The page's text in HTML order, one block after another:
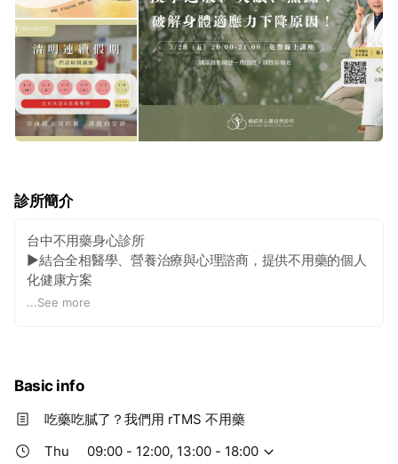
診所簡介
台中不用藥身心診所
►結合全相醫學、營養治療與心理諮商，提供不用藥的個人
化健康方案
►高敏感族｜自律神經失調｜情緒壓力大｜探索自我價值
...See more
Basic info
吃藥吃膩了？我們用 rTMS 不用藥
Thu
09:00 - 12:00, 13:00 - 18:00